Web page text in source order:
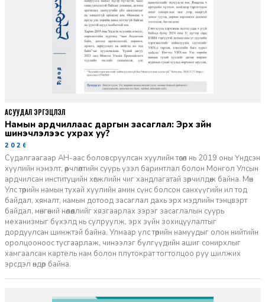
Намын ардчиллаас даргын засаглал: Эрх зүйн
шинэчлэлээс ухрах уу?
2026-07-08
Судалгаагаар АН-аас боловсруулсан хуулийн төсөл нь 2019 оны Үндсэн
хуулийн нэмэлт, өөрчлөлтийн суурь үзэл баримтлал болон Монгол Улсын
ардчилсан институцийн хөгжлийн чиг хандлагатай зөрчилдөж байна. Мөн
Улс төрийн намын тухай хуулийн амин сүнс болсон санхүүгийн ил тод
байдал, хяналт, намын дотоод засаглал дахь эрх мэдлийн тэнцвэрт
байдал, мөнгөний нөлөөллийг хязгаарлах зэрэг засаглалын суурь
механизмыг бүхэлд нь сулруулж, эрх зүйн зохицуулалтыг
дордуулсан шинжтэй байна. Улмаар улс төрийн намуудыг олон нийтийн
оролцооноос тусгаарлаж, чинээлэг бүлгүүдийн ашиг сонирхлыг
хамгаалсан картель нам болон плутократ тогтолцоо руу шилжих
эрсдэл өндөр байна.
АСУУДАЛ ЭРГЭЦҮҮЛЭЛ